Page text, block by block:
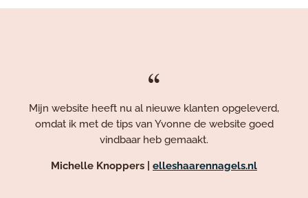
“
Mijn website heeft nu al nieuwe klanten opgeleverd,
omdat ik met de tips van Yvonne de website goed
vindbaar heb gemaakt.
Michelle Knoppers | elleshaarennagels.nl